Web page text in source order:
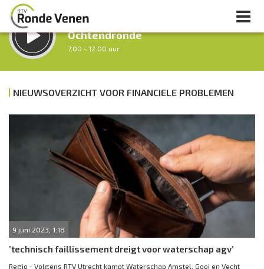
LUISTER LIVE:
Ochtendronde
7.00 - 12.00 uur
Tussen Twaalf en Twee
Vorig uur
Volgend uur
NIEUWSOVERZICHT VOOR FINANCIELE PROBLEMEN
9 juni 2023, 1:18
’technisch faillissement dreigt voor waterschap agv’
Regio - Volgens RTV Utrecht kampt Waterschap Amstel, Gooi en Vecht